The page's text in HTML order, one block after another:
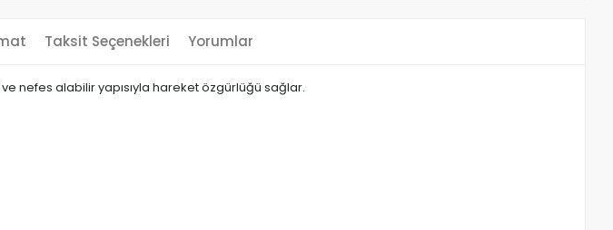
Taksit Seçenekleri Yorumlar
nefes alabilir yapısıyla hareket özgürlüğü sağlar.